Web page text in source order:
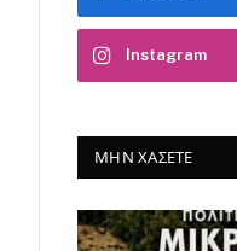
Instagram
ΜΗΝ ΧΆΣΕΤΕ